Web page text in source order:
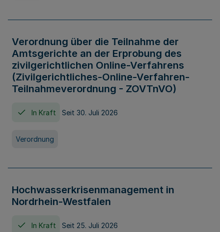
Verordnung über die Teilnahme der
Amtsgerichte an der Erprobung des
zivilgerichtlichen Online-Verfahrens
(Zivilgerichtliches-Online-Verfahren-
Teilnahmeverordnung - ZOVTnVO)
In Kraft Seit 30. Juli 2026
Verordnung
Hochwasserkrisenmanagement in
Nordrhein-Westfalen
In Kraft Seit 25. Juli 2026